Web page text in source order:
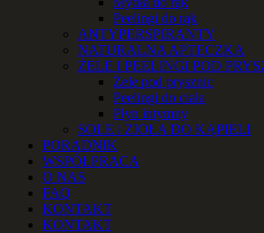
Peelingi do rąk
ANTYPERSPIRANTY
NATURALNA APTECZKA
ŻELE I PEELINGI POD
Żele pod prysznic
Peelingi do ciała
Płyn intymny
SOLE i ZIOŁA DO KĄPIELI
PORADNIK
WSPÓŁPRACA
O NAS
FAQ
KONTAKT
KONTAKT